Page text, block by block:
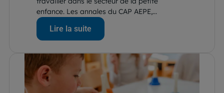
enfance. Les annales du CAP AEPE,...
Lire la suite